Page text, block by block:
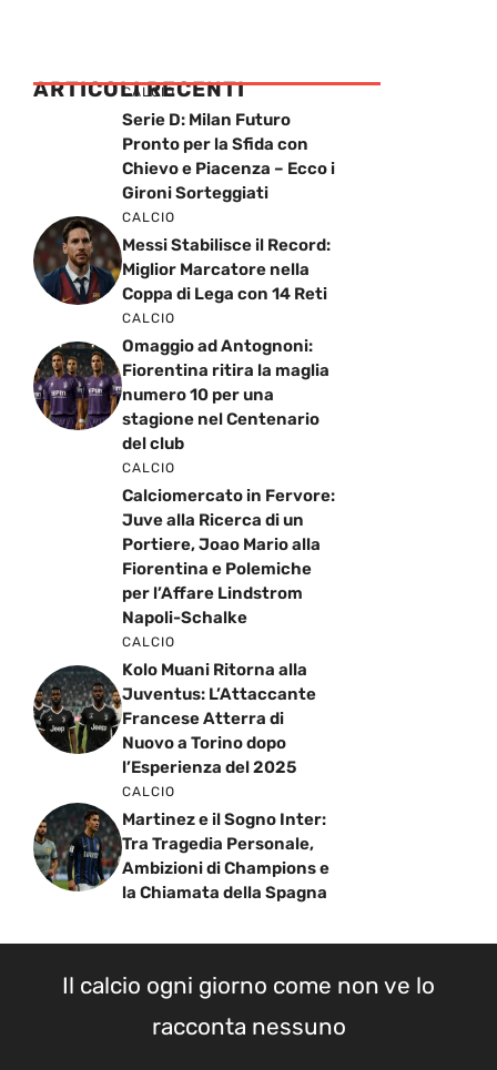
ARTICOLI RECENTI
CALCIO
Serie D: Milan Futuro
Pronto per la Sfida con
Chievo e Piacenza – Ecco i
Gironi Sorteggiati
CALCIO
Messi Stabilisce il Record:
Miglior Marcatore nella
Coppa di Lega con 14 Reti
CALCIO
Omaggio ad Antognoni:
Fiorentina ritira la maglia
numero 10 per una
stagione nel Centenario
del club
CALCIO
Calciomercato in Fervore:
Juve alla Ricerca di un
Portiere, Joao Mario alla
Fiorentina e Polemiche
per l’Affare Lindstrom
Napoli-Schalke
CALCIO
Kolo Muani Ritorna alla
Juventus: L’Attaccante
Francese Atterra di
Nuovo a Torino dopo
l’Esperienza del 2025
CALCIO
Martinez e il Sogno Inter:
Tra Tragedia Personale,
Ambizioni di Champions e
la Chiamata della Spagna
Il calcio ogni giorno come non ve lo
racconta nessuno